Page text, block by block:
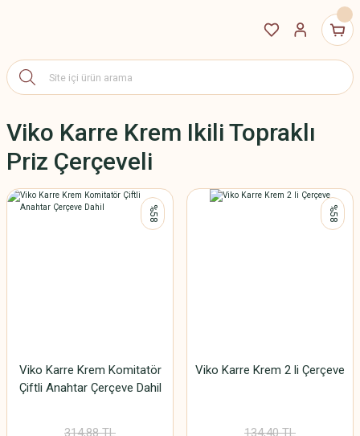
Viko Karre Krem Ikili Topraklı
Priz Çerçeveli
%58
Viko Karre Krem Komitatör
Çiftli Anahtar Çerçeve Dahil
314,88 TL
%58
Viko Karre Krem 2 li Çerçeve
134,40 TL